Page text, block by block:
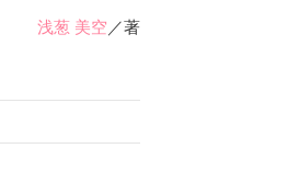
浅葱 美空 ／著